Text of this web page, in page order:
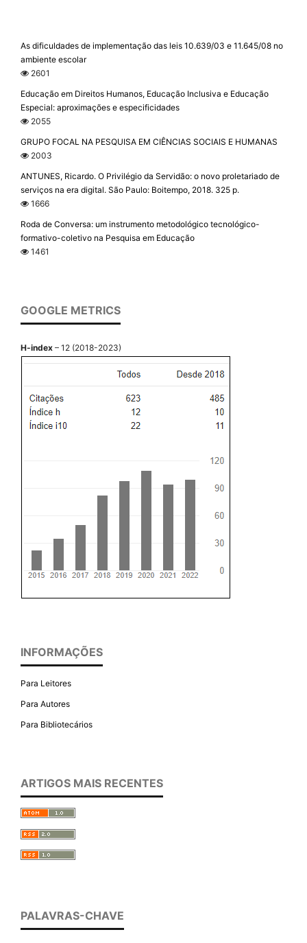
As dificuldades de implementação das leis 10.639/03 e 11.645/08 no
ambiente escolar
2601
Educação em Direitos Humanos, Educação Inclusiva e Educação
Especial: aproximações e especificidades
2055
GRUPO FOCAL NA PESQUISA EM CIÊNCIAS SOCIAIS E HUMANAS
2003
ANTUNES, Ricardo. O Privilégio da Servidão: o novo proletariado de
serviços na era digital. São Paulo: Boitempo, 2018. 325 p.
1666
Roda de Conversa: um instrumento metodológico tecnológico-
formativo-coletivo na Pesquisa em Educação
1461
GOOGLE METRICS
H-index – 12 (2018-2023)
INFORMAÇÕES
Para Leitores
Para Autores
Para Bibliotecários
ARTIGOS MAIS RECENTES
PALAVRAS-CHAVE